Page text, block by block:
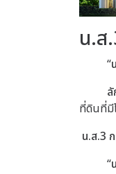
น.ส
“
ที่ดินที่มี
น.ส.3
“